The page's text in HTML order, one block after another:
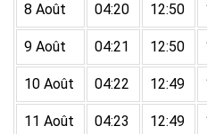
8 Août 04:20 12:50
9 Août 04:21 12:50
10 Août 04:22 12:49
11 Août 04:23 12:49